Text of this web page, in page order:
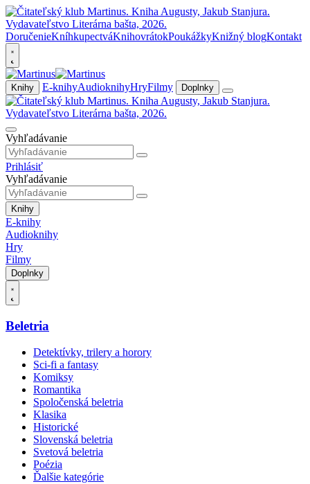
DoručenieKníhkupectváKnihovrátokPoukážkyKnižný blogKontakt
Knihy E-knihyAudioknihyHryFilmy Doplnky
Vyhľadávanie
Prihlásiť
Vyhľadávanie
Knihy
E-knihy
Audioknihy
Hry
Filmy
Doplnky
Beletria
Detektívky, trilery a horory
Sci-fi a fantasy
Komiksy
Romantika
Spoločenská beletria
Klasika
Historické
Slovenská beletria
Svetová beletria
Poézia
Ďalšie kategórie